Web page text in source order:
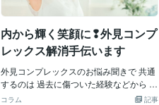
明によみがえりました。わたしが感じた
違和感はこれだったんだ、と。 その数年
後、「アクロメガリー」という病気に
【電話】声の温度で安心できる【ビデ
オ】表情や雰囲気を見ながらていねいに
話せる。どちらでも、あなたがいちばん
負担なく話せる方法を選んでください。
わたしは、特別な正解を押しつけるつも
りはありません。 外見に息苦しさを感じ
ている方にこそ、“自分のペースでいい”
ということを伝えたいのです。わたし自
内から輝く笑顔に❢外見コンプ
レックス解消手伝います
外見コンプレックスのお悩み聞きで 共通
するのは 過去に傷ついた経験などから 美
人じゃないと認められない という強い思
記事
コラム